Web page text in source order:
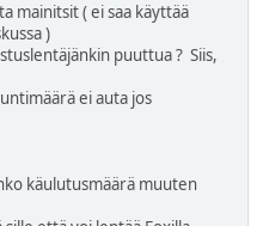
mainitsit ( ei saa käyttää
)
puuttua ? Siis,
ei auta jos
käulutusmäärä muuten